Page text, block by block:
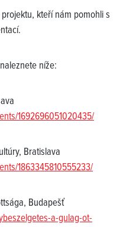
kteří nám pomohli s
níže:
1692696051020435/
Bratislava
1863345810555233/
Budapešť
a-gulag-ot-